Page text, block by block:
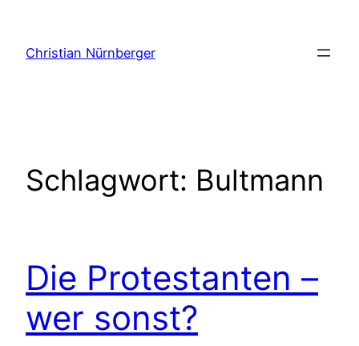
springen
Christian Nürnberger
Schlagwort: Bultmann
Die Protestanten –
wer sonst?